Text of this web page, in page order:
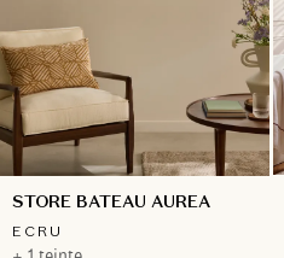
STORE BATEAU AUREA
ECRU